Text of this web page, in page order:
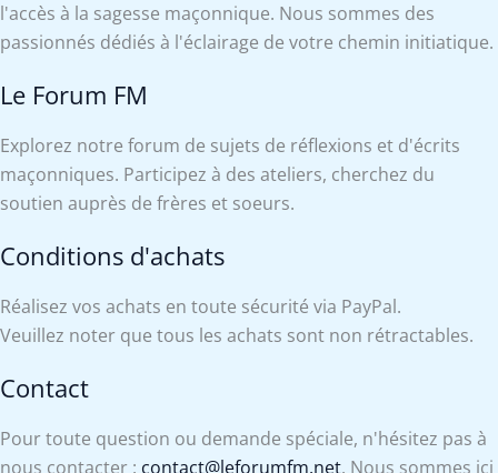
l'accès à la sagesse maçonnique. Nous sommes des
passionnés dédiés à l'éclairage de votre chemin initiatique.
Le Forum FM
Explorez notre forum de sujets de réflexions et d'écrits
maçonniques. Participez à des ateliers, cherchez du
soutien auprès de frères et soeurs.
Conditions d'achats
Réalisez vos achats en toute sécurité via PayPal.
Veuillez noter que tous les achats sont non rétractables.
Contact
Pour toute question ou demande spéciale, n'hésitez pas à
nous contacter : contact@leforumfm.net. Nous sommes ici